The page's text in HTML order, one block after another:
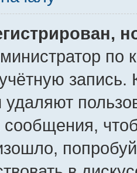
по
запись.
удаляют